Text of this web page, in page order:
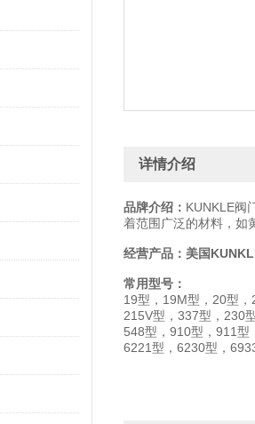
详情介绍
品牌介绍： KUNKLE阀
着范围广泛的材料，如
经营产品： 美国
常用型号：
19型，19M型，20型
215V型，337型，230
548型，910型，911
6221型，6230型，